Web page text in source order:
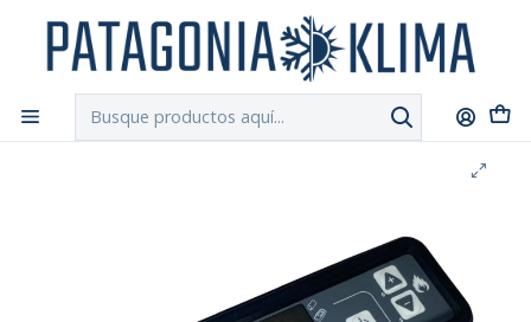
Chilexpress
Inicio Repuestos Estufa Pellet
Display Pantalla Estufa Pellet Artel 6 Botones